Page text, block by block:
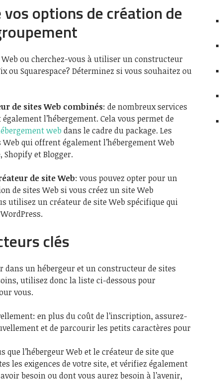
vos options de création de
ou cherchez-vous à utiliser un constructeur
ou Squarespace? Déterminez si vous souhaitez ou
de sites Web combinés: de nombreux services
l’hébergement. Cela vous permet de
web dans le cadre du package. Les
qui offrent également l’hébergement Web
Shopify et Blogger.
de site Web: vous pouvez opter pour un
de sites Web si vous créez un site Web
utilisez un créateur de site Web spécifique qui
clés
dans un hébergeur et un constructeur de sites
utilisez donc la liste ci-dessous pour
vous.
en plus du coût de l’inscription, assurez-
et de parcourir les petits caractères pour
que l’hébergeur Web et le créateur de site que
les exigences de votre site, et vérifiez également
besoin ou dont vous aurez besoin à l’avenir,